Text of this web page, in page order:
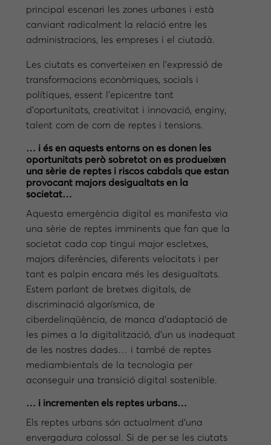
principal escenari les zones urbanes i està
canviant radicalment la relació entre les
administracions, les empreses i el ciutadà.
Les ciutats es converteixen en l’expressió de
transformacions econòmiques, socials i
polítiques, essent l’epicentre tant
d’oportunitats, creativitat i innovació, enginy,
talent com de com de reptes i tensions.
… i és en aquests entorns on es donen les
oportunitats però sobretot on es produeixen
una sèrie de reptes i riscos cabdals que estan
provocant majors desigualtats en la
societat…
Aquesta emergència digital es manifesta via
una sèrie de reptes imminents que fan que la
societat cada cop tingui major escletxes,
majors diferències, diferents velocitats i per
tant es palpin encara més les desigualtats.
Estem parlant de bretxes digitals, de
discriminació algorísmica, de
ciberdelinqüència, de manca d’adaptació de
les pimes a la digitalització, d’un us inadequat
de les nostres dades… i també de reptes
mediambientals de la tecnologia per
aconseguir una transició digital sostenible.
… i incrementen els reptes urbans…
Els reptes urbans són actualment d’una
envergadura colossal. Si de per se les ciutats